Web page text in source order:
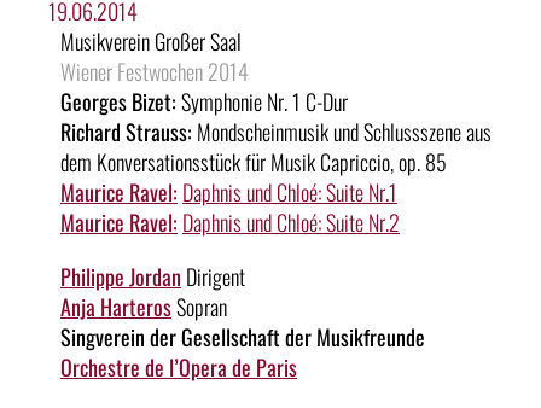
19.06.2014
Musikverein Großer Saal
Wiener Festwochen 2014
Georges Bizet:Symphonie Nr. 1 C-Dur
Richard Strauss: Mondscheinmusik und Schlussszene aus
dem Konversationsstück für Musik Capriccio, op. 85
Maurice Ravel: Daphnis und Chloé: Suite Nr.1
Maurice Ravel: Daphnis und Chloé: Suite Nr.2
Philippe Jordan Dirigent
Anja HarterosSopran
Singverein der Gesellschaft der Musikfreunde
Orchestre de l’Opera de Paris